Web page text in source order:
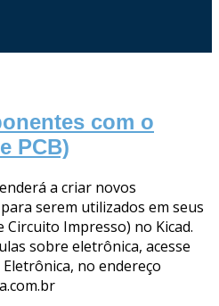
com o
PCB)
a criar novos
serem utilizados em seus
Circuito Impresso) no Kicad.
sobre eletrônica, acesse
no endereço